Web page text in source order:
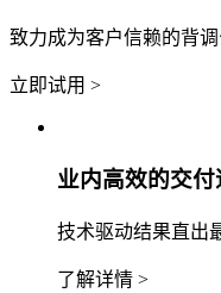
致力成为客户信赖的背调
立即试用 >
业内高效的交付
技术驱动结果直出
了解详情 >